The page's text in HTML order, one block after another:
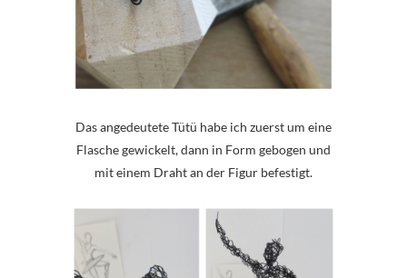
Das angedeutete Tütü habe ich zuerst um eine
Flasche gewickelt, dann in Form gebogen und
mit einem Draht an der Figur befestigt.